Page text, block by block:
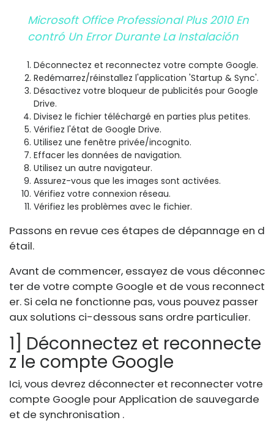
Microsoft Office Professional Plus 2010 En
Contró Un Error Durante La Instalación
Déconnectez et reconnectez votre compte Google.
Redémarrez/réinstallez l'application 'Startup & Sync'.
Désactivez votre bloqueur de publicités pour Google
Drive.
Divisez le fichier téléchargé en parties plus petites.
Vérifiez l'état de Google Drive.
Utilisez une fenêtre privée/incognito.
Effacer les données de navigation.
Utilisez un autre navigateur.
Assurez-vous que les images sont activées.
Vérifiez votre connexion réseau.
Vérifiez les problèmes avec le fichier.
Passons en revue ces étapes de dépannage en d
étail.
Avant de commencer, essayez de vous déconnec
ter de votre compte Google et de vous reconnect
er. Si cela ne fonctionne pas, vous pouvez passer
aux solutions ci-dessous sans ordre particulier.
1] Déconnectez et reconnecte
z le compte Google
Ici, vous devrez déconnecter et reconnecter votre
compte Google pour Application de sauvegarde
et de synchronisation .